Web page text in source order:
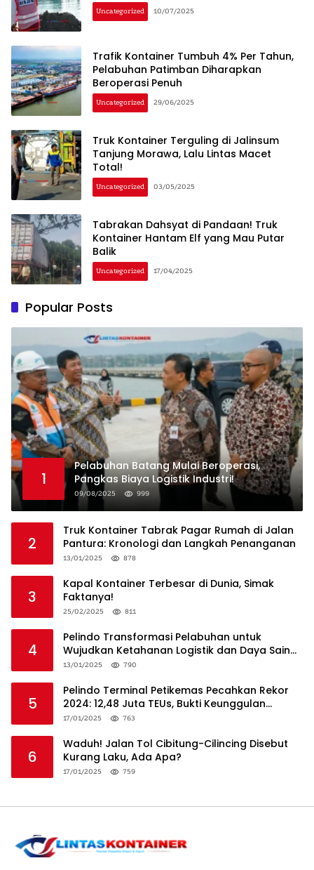
Uncategorized 10/07/2025
Trafik Kontainer Tumbuh 4% Per Tahun,
Pelabuhan Patimban Diharapkan
Beroperasi Penuh
Uncategorized 29/06/2025
Truk Kontainer Terguling di Jalinsum
Tanjung Morawa, Lalu Lintas Macet
Total!
Uncategorized 03/05/2025
Tabrakan Dahsyat di Pandaan! Truk
Kontainer Hantam Elf yang Mau Putar
Balik
Uncategorized 17/04/2025
Popular Posts
1
Pelabuhan Batang Mulai Beroperasi,
Pangkas Biaya Logistik Industri!
09/08/2025 999
2
Truk Kontainer Tabrak Pagar Rumah di Jalan
Pantura: Kronologi dan Langkah Penanganan
13/01/2025 878
3
Kapal Kontainer Terbesar di Dunia, Simak
Faktanya!
25/02/2025 811
4
Pelindo Transformasi Pelabuhan untuk
Wujudkan Ketahanan Logistik dan Daya Saing
Global
13/01/2025 790
5
Pelindo Terminal Petikemas Pecahkan Rekor
2024: 12,48 Juta TEUs, Bukti Keunggulan
Logistik Nasional
17/01/2025 763
6
Waduh! Jalan Tol Cibitung-Cilincing Disebut
Kurang Laku, Ada Apa?
17/01/2025 759